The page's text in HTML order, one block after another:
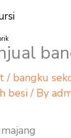
/ bangku
besi/ By